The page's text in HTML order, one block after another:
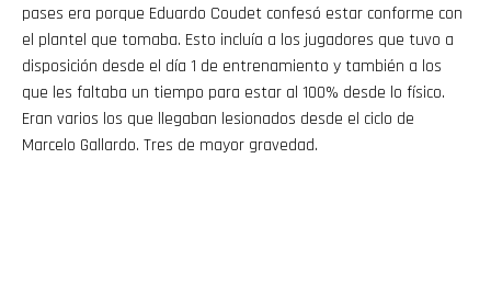
pases era porque Eduardo Coudet confesó estar conforme con
el plantel que tomaba. Esto incluía a los jugadores que tuvo a
disposición desde el día 1 de entrenamiento y también a los
que les faltaba un tiempo para estar al 100% desde lo físico.
Eran varios los que llegaban lesionados desde el ciclo de
Marcelo Gallardo. Tres de mayor gravedad.